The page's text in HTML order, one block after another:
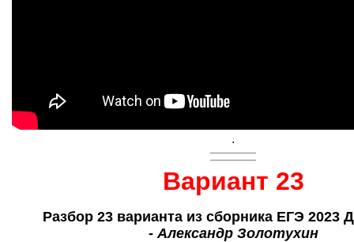
.
Вариант 23
Разбор 23 варианта из сборника ЕГЭ 2023
-Александр Золотухин